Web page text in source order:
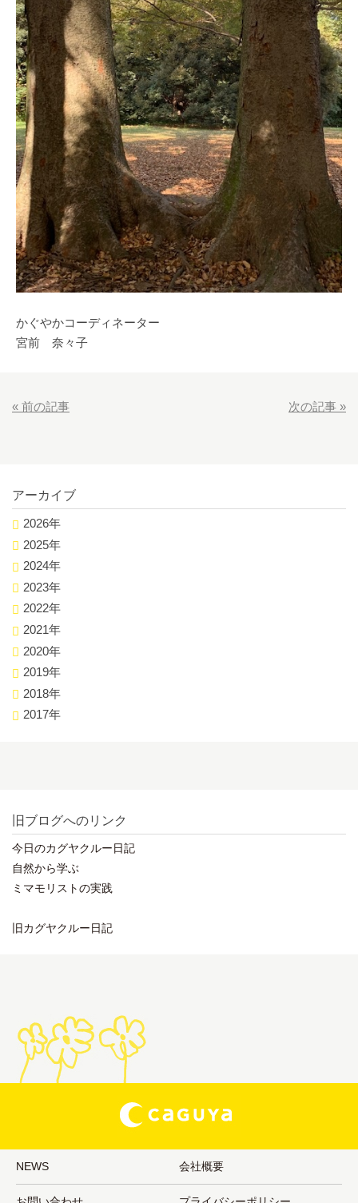
かぐやかコーディネーター
宮前 奈々子
« 前の記事 次の記事 »
アーカイブ
2026年
2025年
2024年
2023年
2022年
2021年
2020年
2019年
2018年
2017年
旧ブログへのリンク
今日のカグヤクルー日記
自然から学ぶ
ミマモリストの実践
旧カグヤクルー日記
NEWS 会社概要